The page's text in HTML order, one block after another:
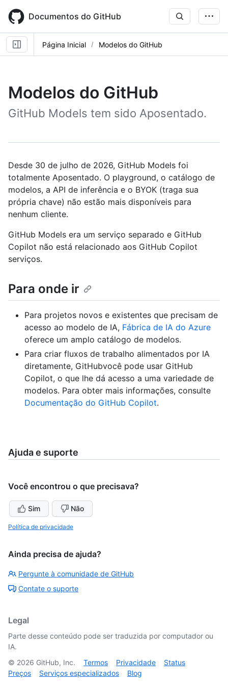
main
content
Documentos do GitHub
Página Inicial Modelos do GitHub
Modelos do GitHub
GitHub Models tem sido Aposentado.
Desde 30 de julho de 2026, GitHub Models foi
totalmente Aposentado. O playground, o catálogo de
modelos, a API de inferência e o BYOK (traga sua
própria chave) não estão mais disponíveis para
nenhum cliente.
GitHub Models era um serviço separado e GitHub
Copilot não está relacionado aos GitHub Copilot
serviços.
Para onde ir
Para projetos novos e existentes que precisam de
acesso ao modelo de IA, Fábrica de IA do Azure
oferece um amplo catálogo de modelos.
Para criar fluxos de trabalho alimentados por IA
diretamente, GitHubvocê pode usar GitHub
Copilot, o que lhe dá acesso a uma variedade de
modelos. Para obter mais informações, consulte
Documentação do GitHub Copilot.
Ajuda e suporte
Você encontrou o que precisava?
Sim Não
Política de privacidade
Ainda precisa de ajuda?
Pergunte à comunidade de GitHub
Contate o suporte
Legal
Parte desse conteúdo pode ser traduzida por computador ou
IA.
© 2026 GitHub, Inc. Termos Privacidade
Status
Preços
Serviços especializados Blog